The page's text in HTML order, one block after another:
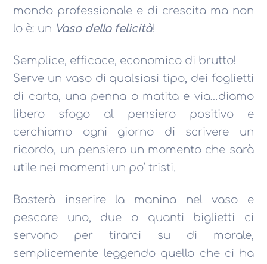
mondo professionale e di crescita ma non
lo è: un Vaso della felicità!
Semplice, efficace, economico di brutto!
Serve un vaso di qualsiasi tipo, dei foglietti
di carta, una penna o matita e via…diamo
libero sfogo al pensiero positivo e
cerchiamo ogni giorno di scrivere un
ricordo, un pensiero un momento che sarà
utile nei momenti un po’ tristi.
Basterà inserire la manina nel vaso e
pescare uno, due o quanti biglietti ci
servono per tirarci su di morale,
semplicemente leggendo quello che ci ha